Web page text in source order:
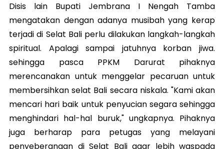
Disis lain Bupati Jembrana I Nengah Tamba
mengatakan dengan adanya musibah yang kerap
terjadi di Selat Bali perlu dilakukan langkah-langkah
spiritual. Apalagi sampai jatuhnya korban jiwa.
sehingga pasca PPKM Darurat pihaknya
merencanakan untuk menggelar pecaruan untuk
membersihkan selat Bali secara niskala. "Kami akan
mencari hari baik untuk penyucian segara sehingga
menghindari hal-hal buruk," ungkapnya. Pihaknya
juga berharap para petugas yang melayani
penyeberangan di Selat Bali agar lebih waspada